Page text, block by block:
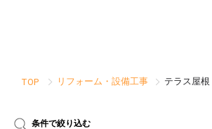
TOP リフォーム・設備工事 テラス屋根
条件で絞り込む